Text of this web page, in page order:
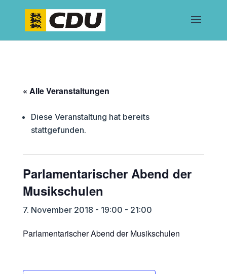
« Alle Veranstaltungen
Diese Veranstaltung hat bereits
stattgefunden.
Parlamentarischer Abend der
Musikschulen
7. November 2018 - 19:00 - 21:00
Parlamentarischer Abend der Musikschulen